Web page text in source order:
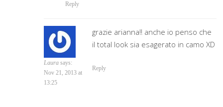
Reply
Laura says:
Nov 21, 2013 at
13:25
grazie arianna!! anche io penso che
il total look sia esagerato in camo XD
Reply